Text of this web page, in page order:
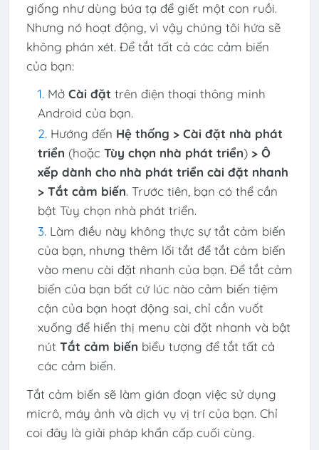
giống như dùng búa tạ để giết một con ruồi.
Nhưng nó hoạt động, vì vậy chúng tôi hứa sẽ
không phán xét. Để tắt tất cả các cảm biến
của bạn:
Mở Cài đặt trên điện thoại thông minh
Android của bạn.
Hướng đến Hệ thống > Cài đặt nhà phát
triển (hoặc Tùy chọn nhà phát triển) > Ô
xếp dành cho nhà phát triển cài đặt nhanh
> Tắt cảm biến. Trước tiên, bạn có thể cần
bật Tùy chọn nhà phát triển.
Làm điều này không thực sự tắt cảm biến
của bạn, nhưng thêm lối tắt để tắt cảm biến
vào menu cài đặt nhanh của bạn. Để tắt cảm
biến của bạn bất cứ lúc nào cảm biến tiệm
cận của bạn hoạt động sai, chỉ cần vuốt
xuống để hiển thị menu cài đặt nhanh và bật
nút Tắt cảm biến biểu tượng để tắt tất cả
các cảm biến.
Tắt cảm biến sẽ làm gián đoạn việc sử dụng
micrô, máy ảnh và dịch vụ vị trí của bạn. Chỉ
coi đây là giải pháp khẩn cấp cuối cùng.